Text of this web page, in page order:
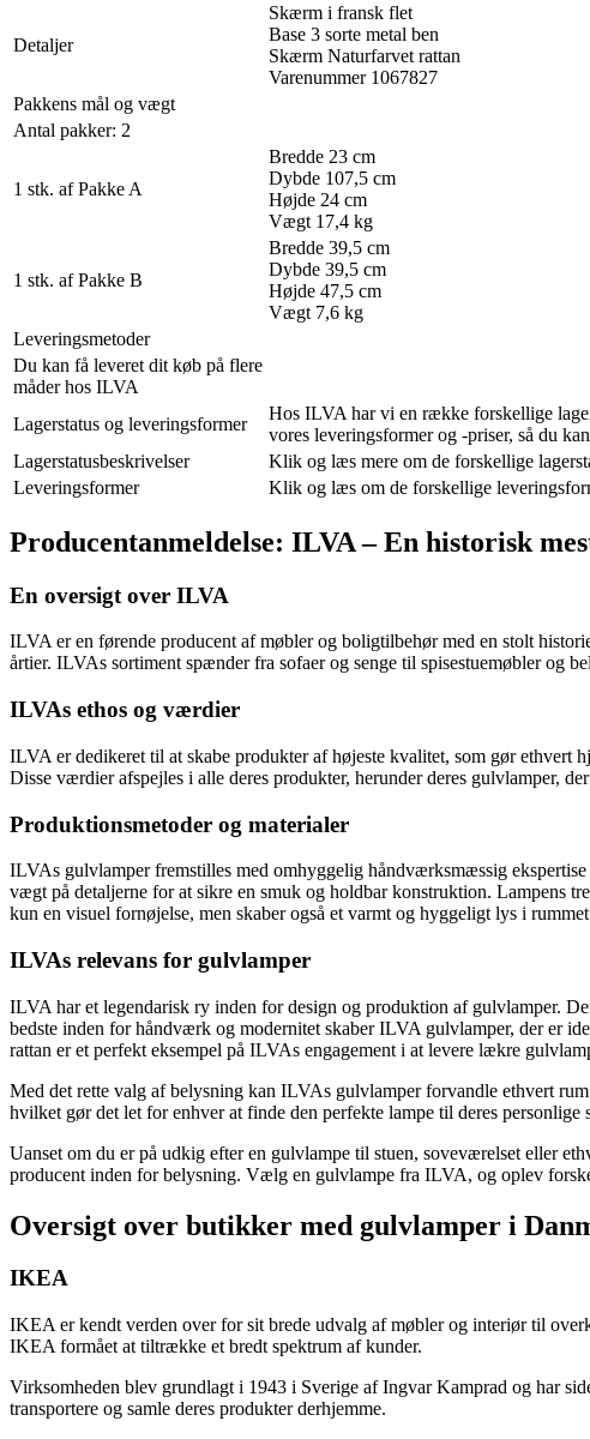
Detaljer
Skærm i fransk flet
Base 3 sorte metal ben
Skærm Naturfarvet rattan
Varenummer 1067827
Pakkens mål og vægt
Antal pakker: 2
1 stk. af Pakke A
Bredde 23 cm
Dybde 107,5 cm
Højde 24 cm
Vægt 17,4 kg
1 stk. af Pakke B
Bredde 39,5 cm
Dybde 39,5 cm
Højde 47,5 cm
Vægt 7,6 kg
Leveringsmetoder
Du kan få leveret dit køb på flere
måder hos ILVA
Lagerstatus og leveringsformer
Hos ILVA har vi en række forskellige
vores leveringsformer og -priser, så du
Lagerstatusbeskrivelser
Klik og læs mere om de forskellige
Leveringsformer
Klik og læs om de forskellige
Producentanmeldelse: ILVA – En historisk
En oversigt over ILVA
ILVA er en førende producent af møbler og boligtilbehør med en stolt
årtier. ILVAs sortiment spænder fra sofaer og senge til spisestuemøbler og
ILVAs ethos og værdier
ILVA er dedikeret til at skabe produkter af højeste kvalitet, som gør
Disse værdier afspejles i alle deres produkter, herunder deres gulvlamper,
Produktionsmetoder og materialer
ILVAs gulvlamper fremstilles med omhyggelig håndværksmæssig
vægt på detaljerne for at sikre en smuk og holdbar konstruktion. Lampens
kun en visuel fornøjelse, men skaber også et varmt og hyggeligt lys i
ILVAs relevans for gulvlamper
ILVA har et legendarisk ry inden for design og produktion af gulvlamper.
bedste inden for håndværk og modernitet skaber ILVA gulvlamper, der er
rattan er et perfekt eksempel på ILVAs engagement i at levere lækre
Med det rette valg af belysning kan ILVAs gulvlamper forvandle ethvert
hvilket gør det let for enhver at finde den perfekte lampe til deres personlige
Uanset om du er på udkig efter en gulvlampe til stuen, soveværelset eller
producent inden for belysning. Vælg en gulvlampe fra ILVA, og oplev
Oversigt over butikker med gulvlamper i
IKEA
IKEA er kendt verden over for sit brede udvalg af møbler og interiør til
IKEA formået at tiltrække et bredt spektrum af kunder.
Virksomheden blev grundlagt i 1943 i Sverige af Ingvar Kamprad og har
transportere og samle deres produkter derhjemme.